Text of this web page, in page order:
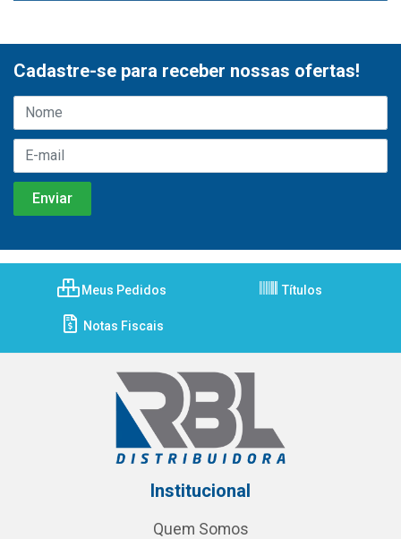
Cadastre-se para receber nossas ofertas!
Meus Pedidos Títulos
Notas Fiscais
Institucional
Quem Somos